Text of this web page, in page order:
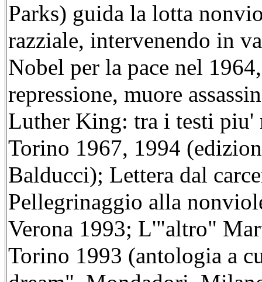
Parks) guida la lotta
razziale, intervenendo in
Nobel per la pace nel
repressione, muore
Luther King: tra i testi piu'
Torino 1967, 1994
Balducci); Lettera dal
Pellegrinaggio alla
Verona 1993; L'"altro"
Torino 1993 (antologia a